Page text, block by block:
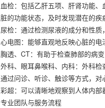
血检：包括乙肝五项、肝肾功能
脏的功能状态，及时发现潜在的疾
尿检：通过检测尿液的成分和性质
心电图：能够直观地反映心脏的电
胸透、CT：有助于检查肺部的病
外科、眼耳鼻喉科、内科：外科
通过问诊、听诊、触诊等方式，对
彩超：可以清晰地观察到人体内部
专业团队与服务流程